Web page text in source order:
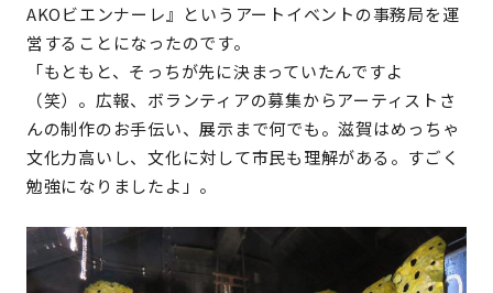
AKOビエンナーレ』というアートイベントの事務局を運
営することになったのです。
「もともと、そっちが先に決まっていたんですよ
（笑）。広報、ボランティアの募集からアーティストさ
んの制作のお手伝い、展示まで何でも。滋賀はめっちゃ
文化力高いし、文化に対して市民も理解がある。すごく
勉強になりましたよ」。